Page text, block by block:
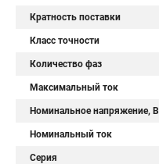
Кратность поставки
Класс точности
Количество фаз
Максимальный ток
Номинальное напряжение, В
Номинальный ток
Серия